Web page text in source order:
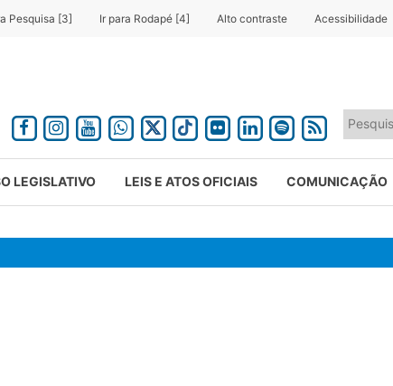
Pesquisa [3] Ir para Rodapé [4] Alto contraste Acessibilidade
LEGISLATIVO LEIS E ATOS OFICIAIS COMUNICAÇÃO